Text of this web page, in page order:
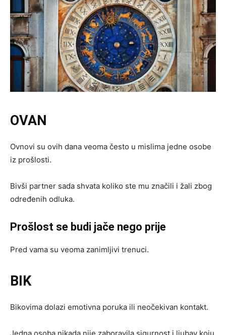
OVAN
Ovnovi su ovih dana veoma često u mislima jedne osobe
iz prošlosti.
Bivši partner sada shvata koliko ste mu značili i žali zbog
određenih odluka.
Prošlost se budi jače nego prije
Pred vama su veoma zanimljivi trenuci.
BIK
Bikovima dolazi emotivna poruka ili neočekivan kontakt.